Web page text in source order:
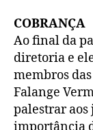
COBRANÇA
Ao final da
diretoria e
membros
Falange
palestrar aos
importância